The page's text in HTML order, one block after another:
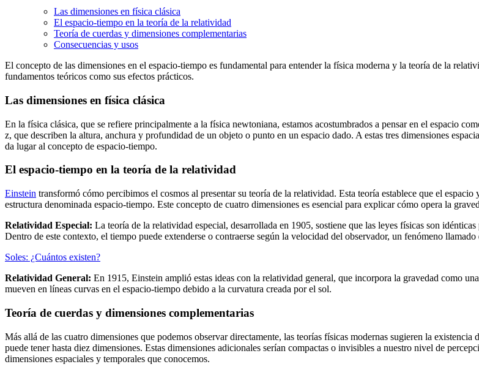
Las dimensiones en física clásica
El espacio-tiempo en la teoría de la relatividad
Teoría de cuerdas y dimensiones complementarias
Consecuencias y usos
El concepto de las dimensiones en el espacio-tiempo es fundamental para entender la física moderna y la teoría de la
fundamentos teóricos como sus efectos prácticos.
Las dimensiones en física clásica
En la física clásica, que se refiere principalmente a la física newtoniana, estamos acostumbrados a pensar en el espacio
z, que describen la altura, anchura y profundidad de un objeto o punto en un espacio dado. A estas tres dimensiones
da lugar al concepto de espacio-tiempo.
El espacio-tiempo en la teoría de la relatividad
Einstein transformó cómo percibimos el cosmos al presentar su teoría de la relatividad. Esta teoría establece que el
estructura denominada espacio-tiempo. Este concepto de cuatro dimensiones es esencial para explicar cómo opera la
Relatividad Especial: La teoría de la relatividad especial, desarrollada en 1905, sostiene que las leyes físicas son
Dentro de este contexto, el tiempo puede extenderse o contraerse según la velocidad del observador, un fenómeno
Soles: ¿Cuántos existen?
Relatividad General: En 1915, Einstein amplió estas ideas con la relatividad general, que incorpora la gravedad como
mueven en líneas curvas en el espacio-tiempo debido a la curvatura creada por el sol.
Teoría de cuerdas y dimensiones complementarias
Más allá de las cuatro dimensiones que podemos observar directamente, las teorías físicas modernas sugieren la existencia
puede tener hasta diez dimensiones. Estas dimensiones adicionales serían compactas o invisibles a nuestro nivel de
dimensiones espaciales y temporales que conocemos.